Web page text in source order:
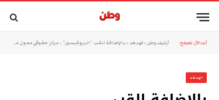
أنت الآن تتصفح: أرشيف وطن »الهدهد » بالإضافة للقب “البروفيسور”.. مركز حقوقي ممول من الإمارات يعين شعبولا سفيرا للنوايا الحسنة
الهدهد